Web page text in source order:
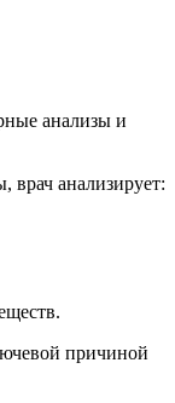
анализы и
врач анализирует:
причиной